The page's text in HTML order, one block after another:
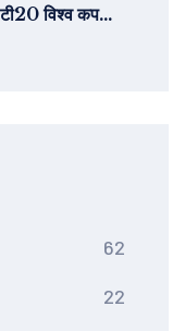
विश्व कप
62
22